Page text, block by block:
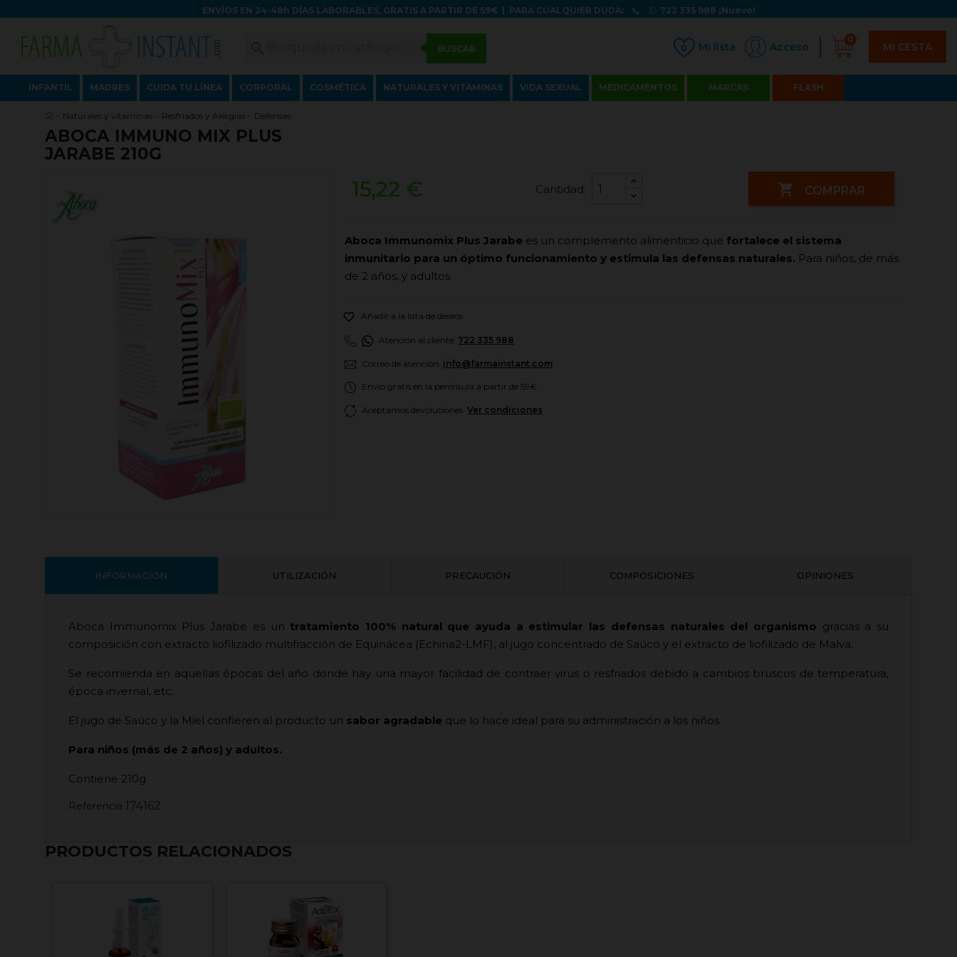
ENVÍOS EN 24-48h DÍAS LABORABLES, GRATIS A PARTIR DE 59€| PARA CUALQUIER DUDA: 722 335 988 ¡Nuevo!
 BUSCAR 0 Acceso
0
MI CESTA
INFANTIL MADRES CUIDA TU LÍNEA CORPORAL COSMÉTICA NATURALES Y VITAMINAS VIDA SEXUAL MEDICAMENTOS MARCAS FLASH
Naturales y vitaminas Resfriados y Alergias Defensas
ABOCA IMMUNO MIX PLUS
JARABE 210G
15,22 € Cantidad:  COMPRAR
Aboca Immunomix Plus Jarabe es un complemento alimenticio que fortalece el sistema
inmunitario para un óptimo funcionamiento y estimula las defensas naturales. Para niños, de más
de 2 años, y adultos.
 Añadir a la lista de deseos
Atención al cliente: 722 335 988
Correo de atención: info@farmainstant.com
Envío gratis en la península a partir de 59€
Aceptamos devoluciones. Ver condiciones
INFORMACIÓN UTILIZACIÓN PRECAUCIÓN COMPOSICIONES OPINIONES
Aboca Immunomix Plus Jarabe es un tratamiento 100% natural que ayuda a estimular las defensas naturales del organismo gracias a su
composición con extracto liofilizado multifracción de Equinácea (Echina2-LMF), al jugo concentrado de Saúco y el extracto de liofilizado de Malva.
Se recomienda en aquellas épocas del año donde hay una mayor facilidad de contraer virus o resfriados debido a cambios bruscos de temperatura,
época invernal, etc.
El jugo de Saúco y la Miel confieren al producto un sabor agradable que lo hace ideal para su administración a los niños.
Para niños (más de 2 años) y adultos.
Contiene 210g
Referencia 174162
PRODUCTOS RELACIONADOS